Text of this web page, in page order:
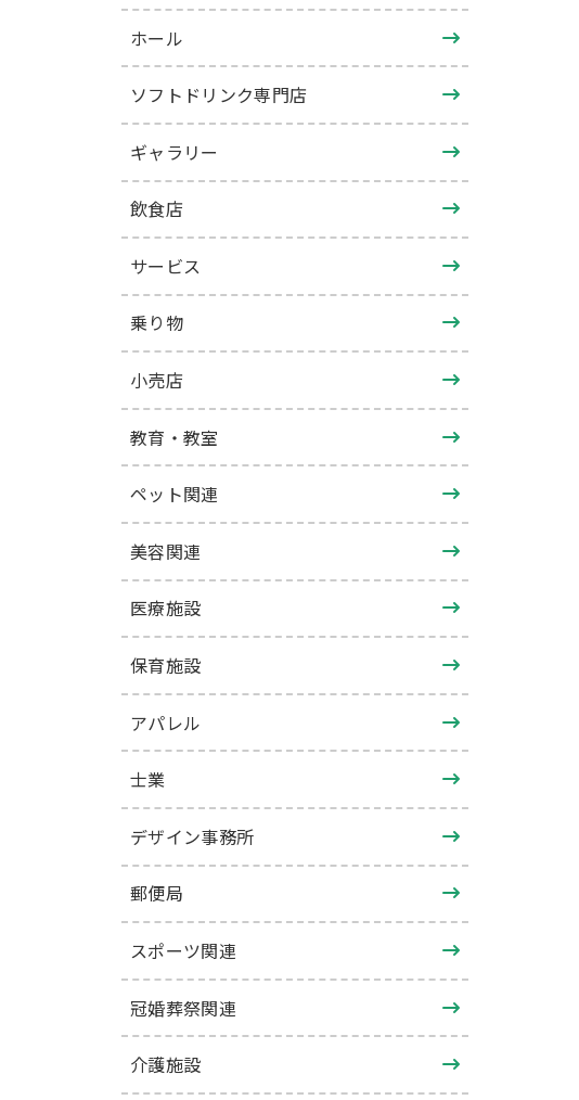
ホール
ソフトドリンク専門店
ギャラリー
飲食店
サービス
乗り物
小売店
教育・教室
ペット関連
美容関連
医療施設
保育施設
アパレル
士業
デザイン事務所
郵便局
スポーツ関連
冠婚葬祭関連
介護施設